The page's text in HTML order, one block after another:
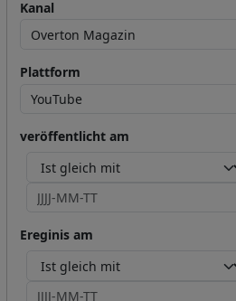
Kanal
Plattform
veröffentlicht am
Operator
Ereginis am
Operator